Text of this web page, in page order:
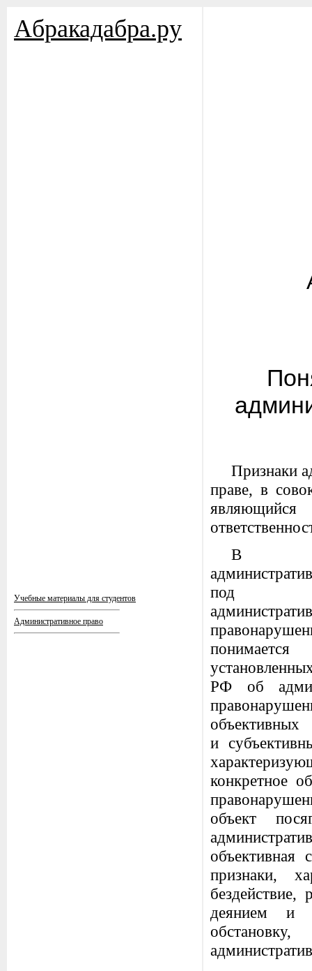
Aбракадабра.py
Учебные материалы для студентов
Административное право
Признаки
праве, в
являющийся
В
под
РФ об
объективных
и
конкретное
объект
объективная
признаки,
бездействие,
деянием и